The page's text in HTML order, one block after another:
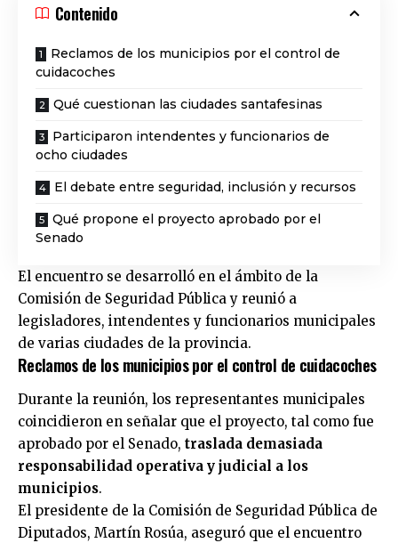
Contenido
Reclamos de los municipios por el control de
cuidacoches
Qué cuestionan las ciudades santafesinas
Participaron intendentes y funcionarios de
ocho ciudades
El debate entre seguridad, inclusión y recursos
Qué propone el proyecto aprobado por el
Senado
El encuentro se desarrolló en el ámbito de la
Comisión de Seguridad Pública y reunió a
legisladores, intendentes y funcionarios municipales
de varias ciudades de la provincia.
Reclamos de los municipios por el control de cuidacoches
Durante la reunión, los representantes municipales
coincidieron en señalar que el proyecto, tal como fue
aprobado por el Senado, traslada demasiada
responsabilidad operativa y judicial a los
municipios.
El presidente de la Comisión de Seguridad Pública de
Diputados, Martín Rosúa, aseguró que el encuentro